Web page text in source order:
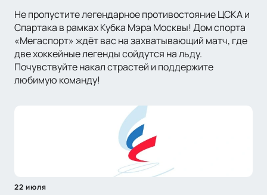
Не пропустите легендарное противостояние ЦСКА и
Спартака в рамках Кубка Мэра Москвы! Дом спорта
«Мегаспорт» ждёт вас на захватывающий матч, где
две хоккейные легенды сойдутся на льду.
Почувствуйте накал страстей и поддержите
любимую команду!
22 июля